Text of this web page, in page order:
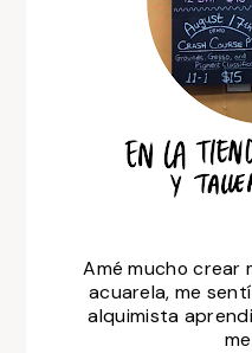
Amé mucho crear
acuarela, me
alquimista